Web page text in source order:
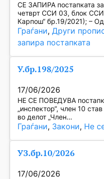
СЕ ЗАПИРА постапката
четврт ССИ 03, блок ССИ
Карпош“ бр.19/2021); –
Граѓани, Други
запира постапката
У.бр.198/2025
17/06/2026
НЕ СЕ ПОВЕДУВА
„инспектор“, член 10
во делот „Член…
Граѓани, Закони, Не
УЗ.бр.10/2026
17/06/2026